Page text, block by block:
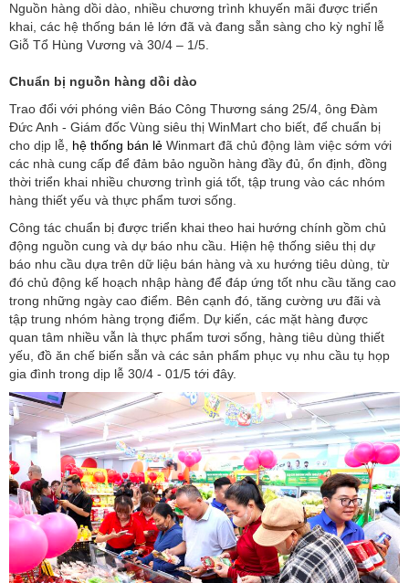
Nguồn hàng dồi dào, nhiều chương trình khuyến mãi được triển
khai, các hệ thống bán lẻ lớn đã và đang sẵn sàng cho kỳ nghỉ lễ
Giỗ Tổ Hùng Vương và 30/4 – 1/5.
Chuẩn bị nguồn hàng dồi dào
Trao đổi với phóng viên Báo Công Thương sáng 25/4, ông Đàm
Đức Anh - Giám đốc Vùng siêu thị WinMart cho biết, để chuẩn bị
cho dịp lễ, hệ thống bán lẻ Winmart đã chủ động làm việc sớm với
các nhà cung cấp để đảm bảo nguồn hàng đầy đủ, ổn định, đồng
thời triển khai nhiều chương trình giá tốt, tập trung vào các nhóm
hàng thiết yếu và thực phẩm tươi sống.
Công tác chuẩn bị được triển khai theo hai hướng chính gồm chủ
động nguồn cung và dự báo nhu cầu. Hiện hệ thống siêu thị dự
báo nhu cầu dựa trên dữ liệu bán hàng và xu hướng tiêu dùng, từ
đó chủ động kế hoạch nhập hàng để đáp ứng tốt nhu cầu tăng cao
trong những ngày cao điểm. Bên cạnh đó, tăng cường ưu đãi và
tập trung nhóm hàng trọng điểm. Dự kiến, các mặt hàng được
quan tâm nhiều vẫn là thực phẩm tươi sống, hàng tiêu dùng thiết
yếu, đồ ăn chế biến sẵn và các sản phẩm phục vụ nhu cầu tụ họp
gia đình trong dịp lễ 30/4 - 01/5 tới đây.